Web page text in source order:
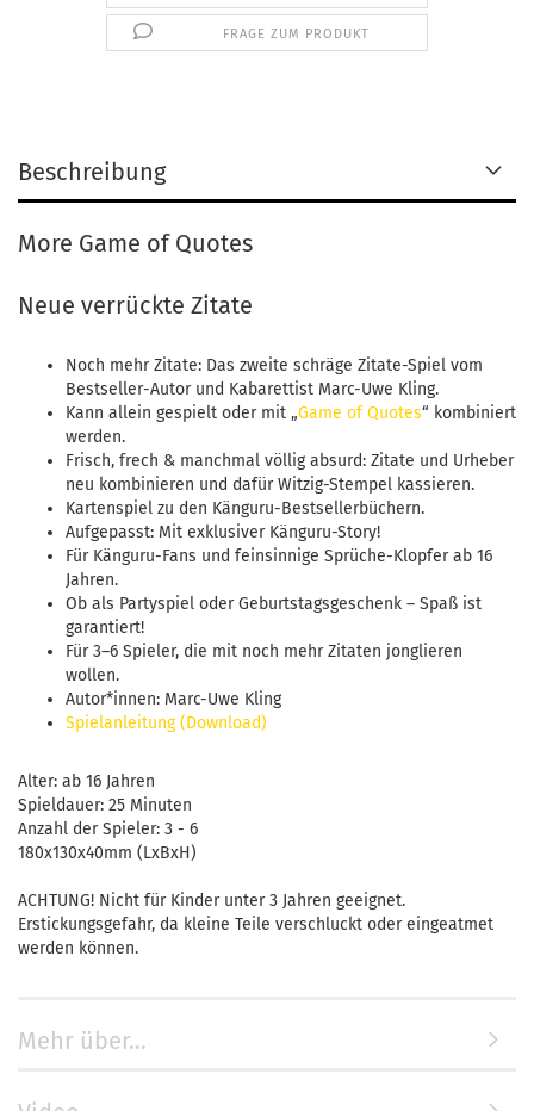
FRAGE ZUM PRODUKT
Beschreibung
More Game of Quotes
Neue verrückte Zitate
Noch mehr Zitate: Das zweite schräge Zitate-Spiel vom
Bestseller-Autor und Kabarettist Marc-Uwe Kling.
Kann allein gespielt oder mit „Game of Quotes“ kombiniert
werden.
Frisch, frech & manchmal völlig absurd: Zitate und Urheber
neu kombinieren und dafür Witzig-Stempel kassieren.
Kartenspiel zu den Känguru-Bestsellerbüchern.
Aufgepasst: Mit exklusiver Känguru-Story!
Für Känguru-Fans und feinsinnige Sprüche-Klopfer ab 16
Jahren.
Ob als Partyspiel oder Geburtstagsgeschenk – Spaß ist
garantiert!
Für 3–6 Spieler, die mit noch mehr Zitaten jonglieren
wollen.
Autor*innen: Marc-Uwe Kling
Spielanleitung (Download)
Alter: ab 16 Jahren
Spieldauer: 25 Minuten
Anzahl der Spieler: 3 - 6
180x130x40mm (LxBxH)
ACHTUNG! Nicht für Kinder unter 3 Jahren geeignet.
Erstickungsgefahr, da kleine Teile verschluckt oder eingeatmet
werden können.
Mehr über...